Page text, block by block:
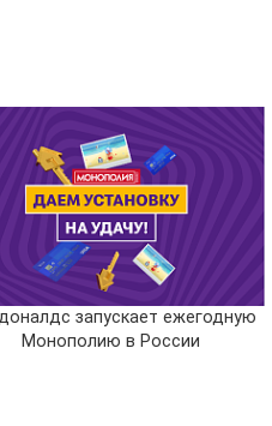
запускает ежегодную
Монополию в России